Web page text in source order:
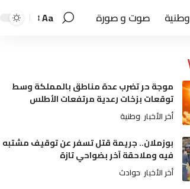
وطنية صوت و صورة Aa
موجة حر تضرب عدة مناطق بالمملكة وسط
توقعات بزخات رعدية مرتفعات الأطلس
أخر الأخبار وطنية
بوزملان.. جريمة قتل تسفر عن توقيف مشتبه
فيه وملاحقة آخر بضواحي تازة
أخر الأخبار حوادث